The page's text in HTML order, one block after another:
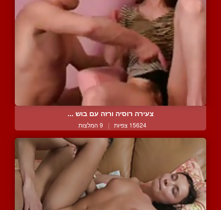
צעירה רוסיה ורזה עם בוש ...
15624 צפיות | 9 המלצות